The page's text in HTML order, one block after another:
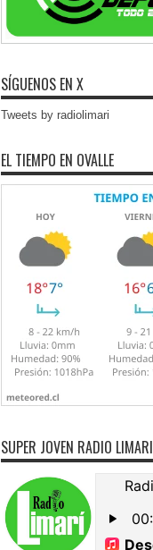
SÍGUENOS EN X
Tweets by radiolimari
EL TIEMPO EN OVALLE
SUPER JOVEN RADIO LIMARI